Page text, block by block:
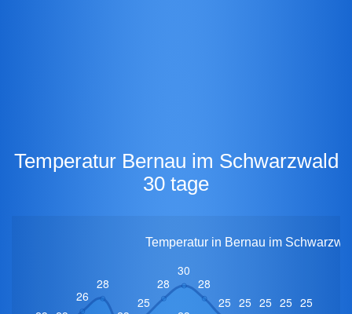
Temperatur Bernau im Schwarzwald
30 tage
Temperatur in Bernau im